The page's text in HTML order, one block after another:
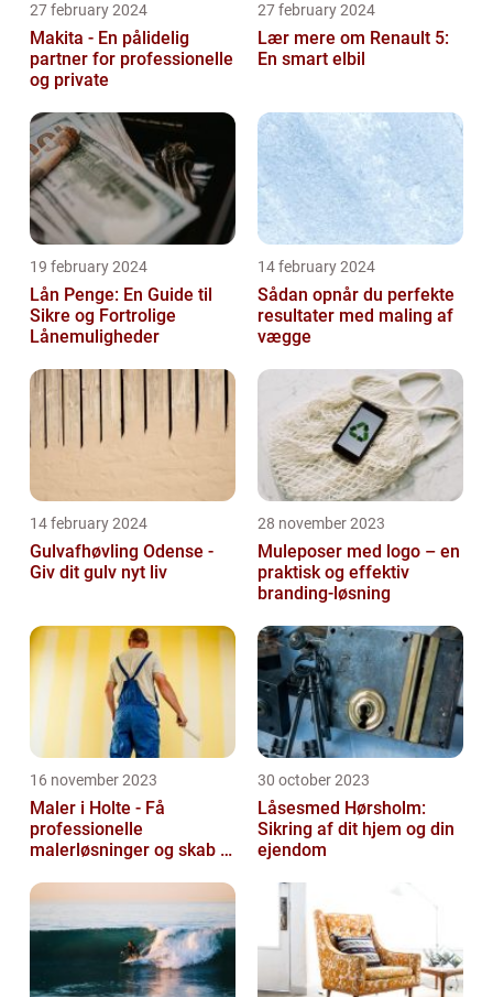
27 february 2024
Makita - En pålidelig
partner for professionelle
og private
27 february 2024
Lær mere om Renault 5:
En smart elbil
19 february 2024
Lån Penge: En Guide til
Sikre og Fortrolige
Lånemuligheder
14 february 2024
Sådan opnår du perfekte
resultater med maling af
vægge
14 february 2024
Gulvafhøvling Odense -
Giv dit gulv nyt liv
28 november 2023
Muleposer med logo – en
praktisk og effektiv
branding-løsning
16 november 2023
Maler i Holte - Få
professionelle
malerløsninger og skab et
30 october 2023
Låsesmed Hørsholm:
Sikring af dit hjem og din
ejendom